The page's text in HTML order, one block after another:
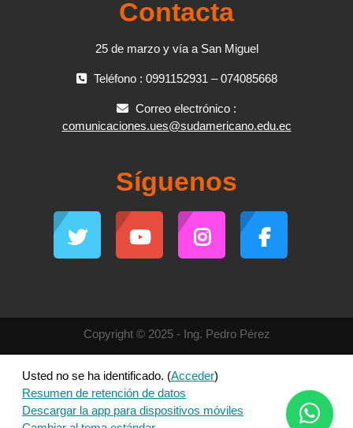
Contacta
25 de marzo y vía a San Miguel
Teléfono : 0991152931 – 074085668
Correo electrónico :
comunicaciones.ues@sudamericano.edu.ec
Síguenos
Copyright © 2025 - Ing. Pedro Pérez
Usted no se ha identificado. (Acceder)
Resumen de retención de datos
Descargar la app para dispositivos móviles